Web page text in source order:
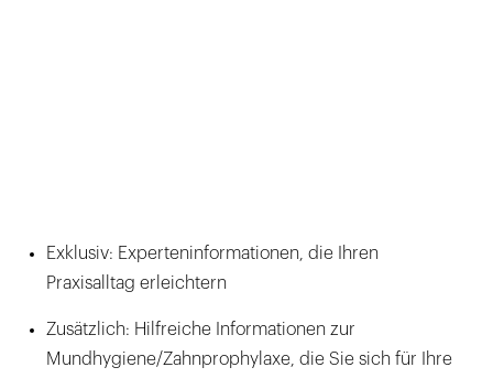
Exklusiv: Experteninformationen, die Ihren
Praxisalltag erleichtern
Zusätzlich: Hilfreiche Informationen zur
Mundhygiene/Zahnprophylaxe, die Sie sich für Ihre